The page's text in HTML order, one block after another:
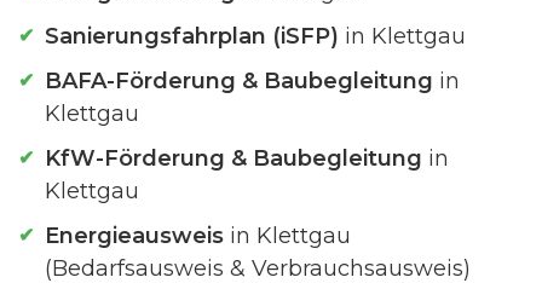
Sanierungsfahrplan (iSFP) in Klettgau
BAFA-Förderung & Baubegleitung in
Klettgau
KfW-Förderung & Baubegleitung in
Klettgau
Energieausweis in Klettgau
(Bedarfsausweis & Verbrauchsausweis)